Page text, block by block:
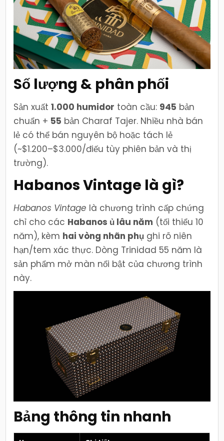
Số lượng & phân phối
Sản xuất1.000 humidor toàn cầu: 945 bản
chuẩn + 55 bản Charaf Tajer. Nhiều nhà bán
lẻ có thể bán nguyên bộ hoặc tách lẻ
(~$1.200–$3.000/điếu tùy phiên bản và thị
trường).
Habanos Vintage là gì?
Habanos Vintage là chương trình cấp chứng
chỉ cho các Habanos ủ lâu năm (tối thiểu 10
năm), kèm hai vòng nhãn phụ ghi rõ niên
hạn/tem xác thực. Dòng Trinidad 55 năm là
sản phẩm mở màn nổi bật của chương trình
này.
Bảng thông tin nhanh